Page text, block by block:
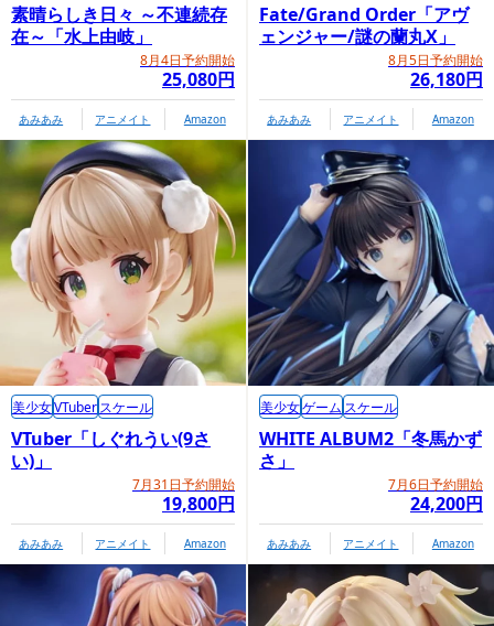
素晴らしき日々 ～不連続存
在～「水上由岐」
8月4日予約開始
25,080円
あみあみ アニメイト Amazon
Fate/Grand Order「アヴ
ェンジャー/謎の蘭丸X」
8月5日予約開始
26,180円
あみあみ アニメイト Amazon
VTuber「しぐれうい(9さ
い)」
7月31日予約開始
19,800円
美少女VTuberスケール
あみあみ アニメイト Amazon
WHITE ALBUM2「冬馬かず
さ」
7月6日予約開始
24,200円
美少女ゲーム スケール
あみあみ アニメイト Amazon